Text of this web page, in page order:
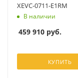
XEVC-0711-E1RM
В наличии
459 910 руб.
КУПИТЬ